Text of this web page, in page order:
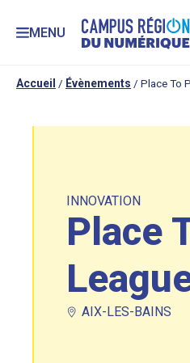
MENU
Accueil / Évènements / Place To
INNOVATION
Place
AIX-LES-BAINS